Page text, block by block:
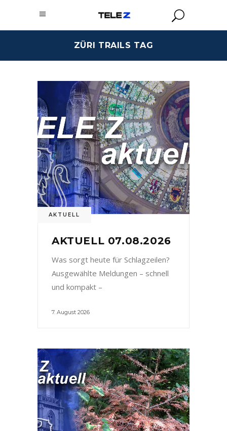
ZÜRI TRAILS TAG
AKTUELL
AKTUELL 07.08.2026
Was sorgt heute für Schlagzeilen?
Ausgewählte Meldungen – schnell
und kompakt –
7. August 2026